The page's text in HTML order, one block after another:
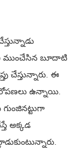
ముంచేసిన బూదాటి
చేస్తున్నారు. ఈ
ఉన్నాయి.
అక్కడ